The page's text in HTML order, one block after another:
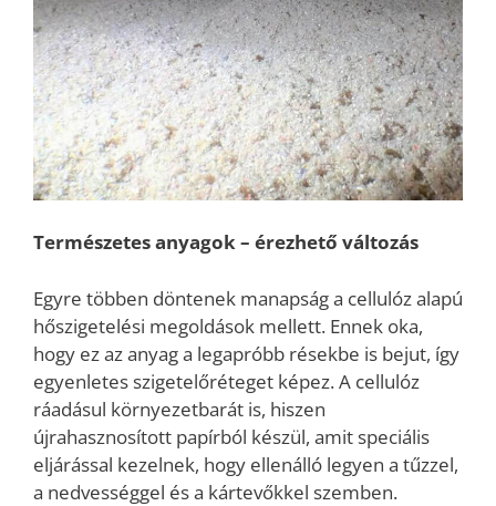
Természetes anyagok – érezhető változás
Egyre többen döntenek manapság a cellulóz alapú
hőszigetelési megoldások mellett. Ennek oka,
hogy ez az anyag a legapróbb résekbe is bejut, így
egyenletes szigetelőréteget képez. A cellulóz
ráadásul környezetbarát is, hiszen
újrahasznosított papírból készül, amit speciális
eljárással kezelnek, hogy ellenálló legyen a tűzzel,
a nedvességgel és a kártevőkkel szemben.